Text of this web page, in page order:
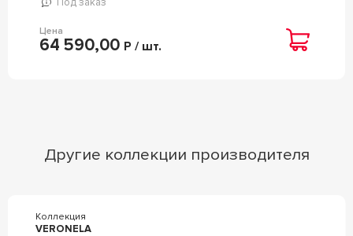
Цена
64 590,00 Р / шт.
Другие коллекции производителя
Коллекция
VERONELA